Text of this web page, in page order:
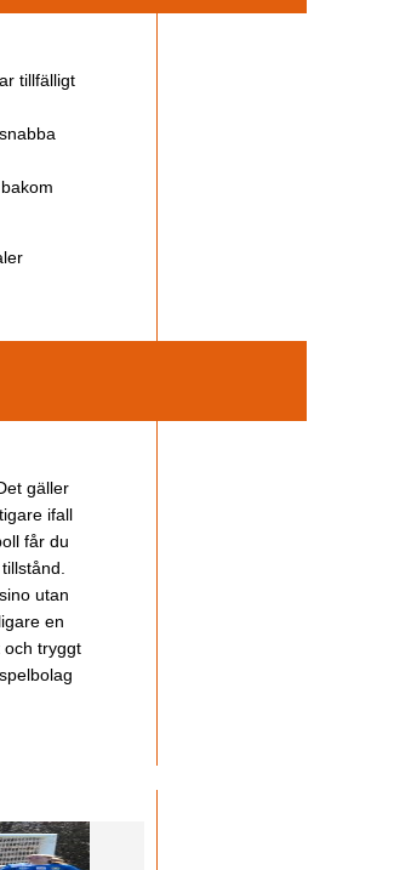
tillfälligt
gäller
ifall
får du
utan
en
och tryggt